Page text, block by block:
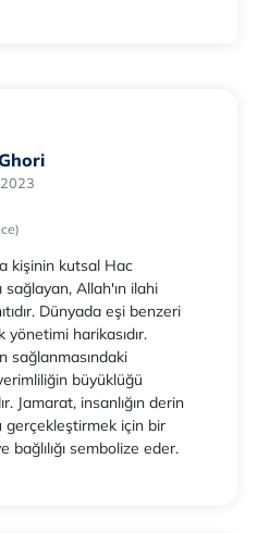
kişinin kutsal Hac
sağlayan, Allah'ın ilahi
Dünyada eşi benzeri
yönetimi harikasıdır.
sağlanmasındaki
büyüklüğü
Jamarat, insanlığın derin
gerçekleştirmek için bir
sembolize eder.